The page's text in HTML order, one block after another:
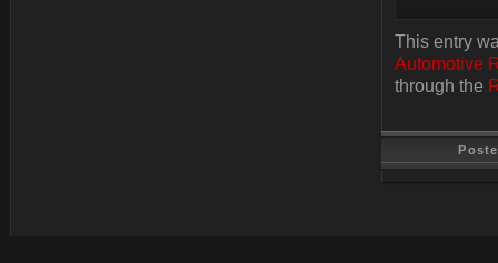
This entry
Automotive
through the